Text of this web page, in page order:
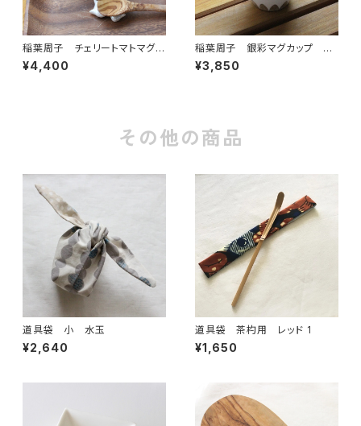
稲葉周子 チェリートマトマグカ
ップ ホワイトxブルー
¥4,400
稲葉周子 銀彩マグカップ ホ
ワイト
¥3,850
その他の商品
道具袋 小 水玉
¥2,640
道具袋 茶杓用 レッド 1
¥1,650